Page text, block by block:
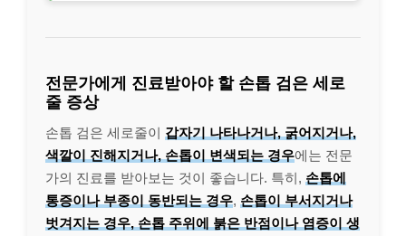
전문가에게 진료받아야 할 손톱 검은 세로
줄 증상
손톱 검은 세로줄이 갑자기 나타나거나, 굵어지거나,
색깔이 진해지거나, 손톱이 변색되는 경우에는 전문
가의 진료를 받아보는 것이 좋습니다. 특히, 손톱에
통증이나 부종이 동반되는 경우, 손톱이 부서지거나
벗겨지는 경우, 손톱 주위에 붉은 반점이나 염증이 생